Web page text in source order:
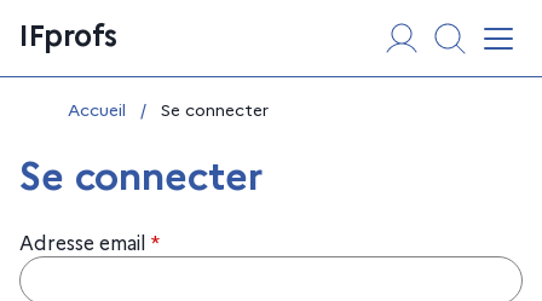
au
contenu
IFprofs
Vous êtes ici :
Accueil / Se connecter
Se connecter
Adresse email *